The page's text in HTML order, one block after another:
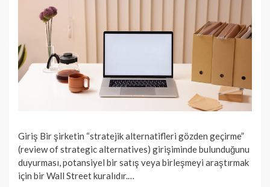
Giriş Bir şirketin “stratejik alternatifleri gözden geçirme”
(review of strategic alternatives) girişiminde bulunduğunu
duyurması, potansiyel bir satış veya birleşmeyi araştırmak
için bir Wall Street kuralıdır.…